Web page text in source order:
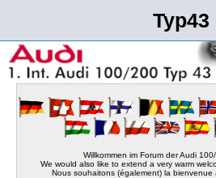
Typ43
Willkommen im Forum der Audi
We would also like to extend a very warm
Nous souhaitons (également) la bienvenue